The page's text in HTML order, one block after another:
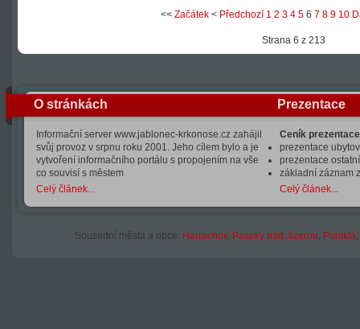
<< Začátek < Předchozí 1 2 3 4 5 6 7 8 9 10
Strana 6 z 213
O stránkách
Informační server www.jablonec-krkonose.cz zahájil
svůj provoz v srpnu roku 2001. Jeho cílem bylo a je
vytvoření informačního portálu s propojením na vše
co souvisí s městem
Celý článek...
Prezentace
Ceník
prezentace
prezentace
základní záznam
Celý článek...
Sousední města a obce: Harrachov, Paseky nad Jizerou, Poniklá,